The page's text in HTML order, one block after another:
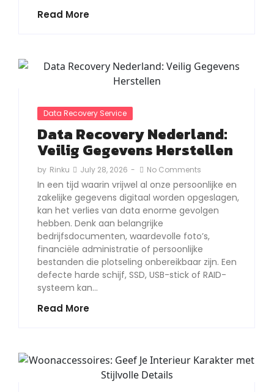
Read More
Data Recovery Service
Data Recovery Nederland:
Veilig Gegevens Herstellen
by Rinku July 28, 2026 - No Comments
In een tijd waarin vrijwel al onze persoonlijke en
zakelijke gegevens digitaal worden opgeslagen,
kan het verlies van data enorme gevolgen
hebben. Denk aan belangrijke
bedrijfsdocumenten, waardevolle foto’s,
financiële administratie of persoonlijke
bestanden die plotseling onbereikbaar zijn. Een
defecte harde schijf, SSD, USB-stick of RAID-
systeem kan…
Read More